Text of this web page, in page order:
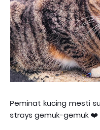
Peminat kucing mesti
strays gemuk-gemuk ❤️